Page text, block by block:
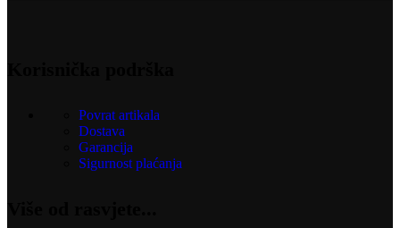
Povrat artikala
Dostava
Garancija
Sigurnost plaćanja